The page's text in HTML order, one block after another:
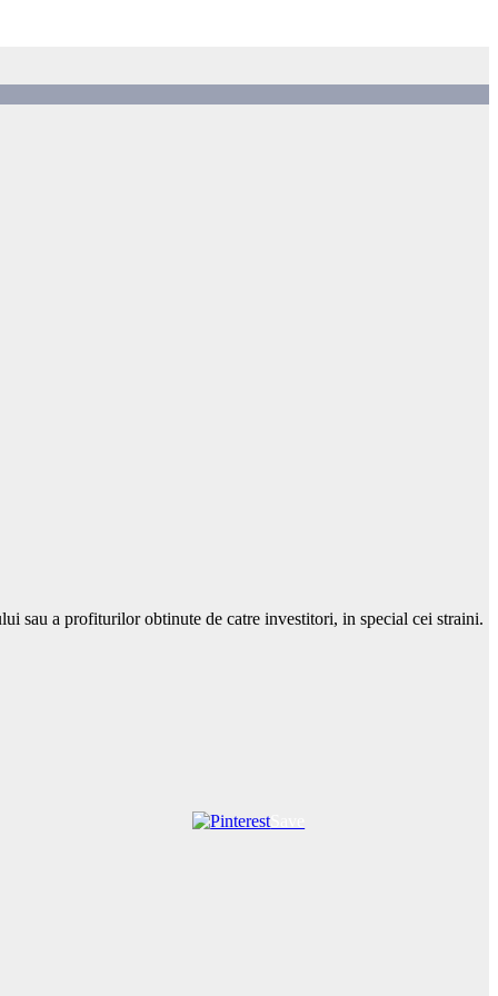
sau a profiturilor obtinute de catre investitori, in special cei straini.